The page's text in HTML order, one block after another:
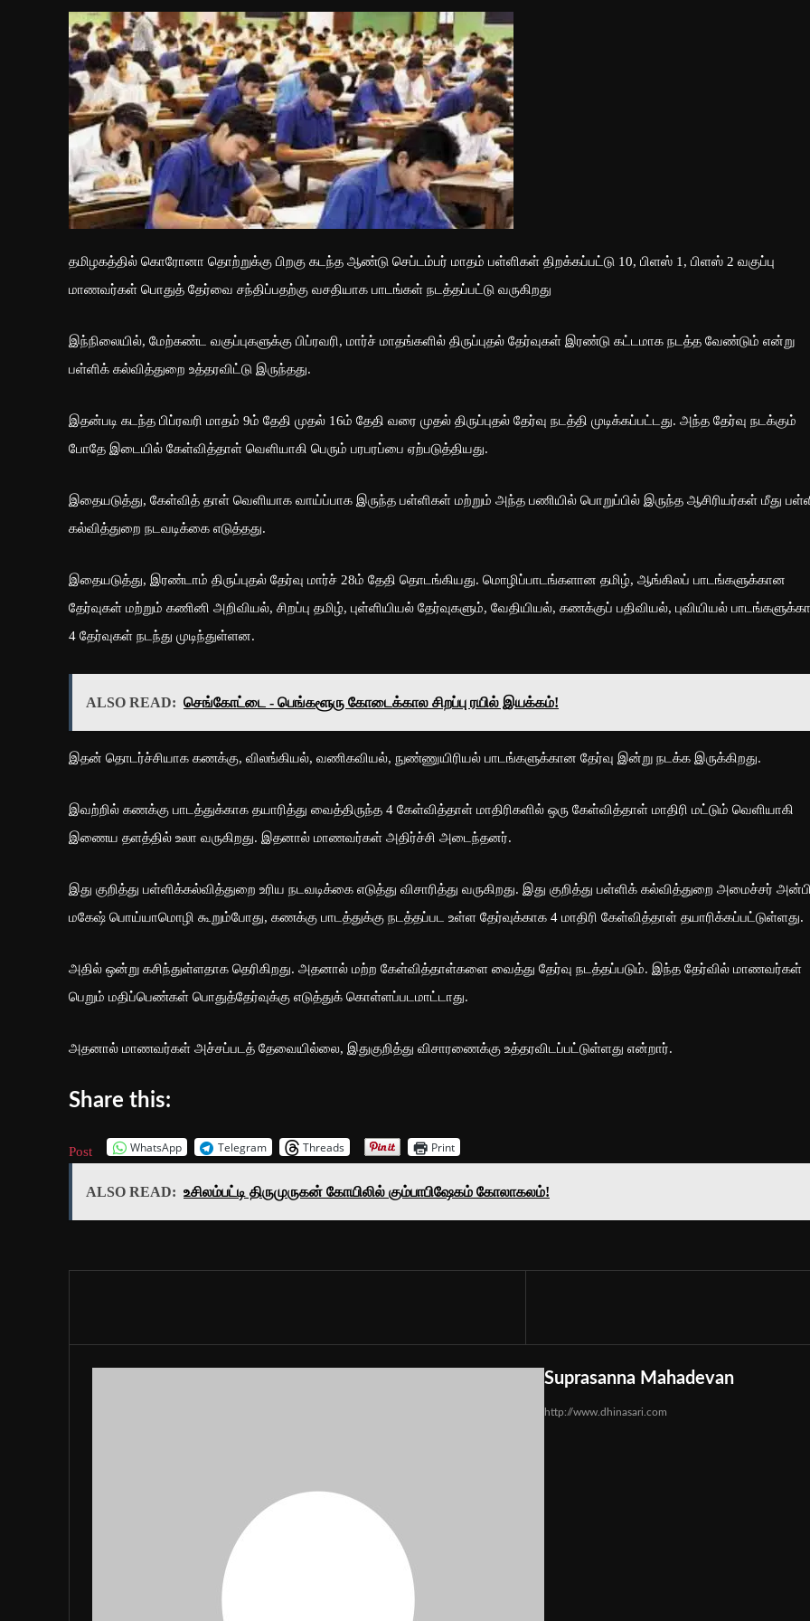
தமிழகத்தில் கொரோனா தொற்றுக்கு பிறகு கடந்த ஆண்டு செப்டம்பர் மாதம் பள்ளிகள் திறக்கப்பட்டு 10, பிளஸ் 1, பிளஸ் 2 வகுப்பு
மாணவர்கள் பொதுத் தேர்வை சந்திப்பதற்கு வசதியாக பாடங்கள் நடத்தப்பட்டு வருகிறது
இந்நிலையில், மேற்கண்ட வகுப்புகளுக்கு பிப்ரவரி, மார்ச் மாதங்களில் திருப்புதல் தேர்வுகள் இரண்டு கட்டமாக நடத்த வேண்டும் என்று
பள்ளிக் கல்வித்துறை உத்தரவிட்டு இருந்தது.
இதன்படி கடந்த பிப்ரவரி மாதம் 9ம் தேதி முதல் 16ம் தேதி வரை முதல் திருப்புதல் தேர்வு நடத்தி முடிக்கப்பட்டது. அந்த தேர்வு நடக்கும்
போதே இடையில் கேள்வித்தாள் வெளியாகி பெரும் பரபரப்பை ஏற்படுத்தியது.
இதையடுத்து, கேள்வித் தாள் வெளியாக வாய்ப்பாக இருந்த பள்ளிகள் மற்றும் அந்த பணியில் பொறுப்பில் இருந்த ஆசிரியர்கள் மீது
கல்வித்துறை நடவடிக்கை எடுத்தது.
இதையடுத்து, இரண்டாம் திருப்புதல் தேர்வு மார்ச் 28ம் தேதி தொடங்கியது. மொழிப்பாடங்களான தமிழ், ஆங்கிலப் பாடங்களுக்கான
தேர்வுகள் மற்றும் கணினி அறிவியல், சிறப்பு தமிழ், புள்ளியியல் தேர்வுகளும், வேதியியல், கணக்குப் பதிவியல், புவியியல்
4 தேர்வுகள் நடந்து முடிந்துள்ளன.
ALSO READ: செங்கோட்டை - பெங்களூரு கோடைக்கால சிறப்பு ரயில் இயக்கம்!
இதன் தொடர்ச்சியாக கணக்கு, விலங்கியல், வணிகவியல், நுண்ணுயிரியல் பாடங்களுக்கான தேர்வு இன்று நடக்க இருக்கிறது.
இவற்றில் கணக்கு பாடத்துக்காக தயாரித்து வைத்திருந்த 4 கேள்வித்தாள் மாதிரிகளில் ஒரு கேள்வித்தாள் மாதிரி மட்டும் வெளியாகி
இணைய தளத்தில் உலா வருகிறது. இதனால் மாணவர்கள் அதிர்ச்சி அடைந்தனர்.
இது குறித்து பள்ளிக்கல்வித்துறை உரிய நடவடிக்கை எடுத்து விசாரித்து வருகிறது. இது குறித்து பள்ளிக் கல்வித்துறை அமைச்சர்
மகேஷ் பொய்யாமொழி கூறும்போது, கணக்கு பாடத்துக்கு நடத்தப்பட உள்ள தேர்வுக்காக 4 மாதிரி கேள்வித்தாள் தயாரிக்கப்பட்டுள்ளது.
அதில் ஒன்று கசிந்துள்ளதாக தெரிகிறது. அதனால் மற்ற கேள்வித்தாள்களை வைத்து தேர்வு நடத்தப்படும். இந்த தேர்வில் மாணவர்கள்
பெறும் மதிப்பெண்கள் பொதுத்தேர்வுக்கு எடுத்துக் கொள்ளப்படமாட்டாது.
அதனால் மாணவர்கள் அச்சப்படத் தேவையில்லை, இதுகுறித்து விசாரணைக்கு உத்தரவிடப்பட்டுள்ளது என்றார்.
Share this:
Post WhatsApp Telegram Threads Print
ALSO READ: உசிலம்பட்டி திருமுருகன் கோயிலில் கும்பாபிஷேகம் கோலாகலம்!
Suprasanna Mahadevan
http://www.dhinasari.com